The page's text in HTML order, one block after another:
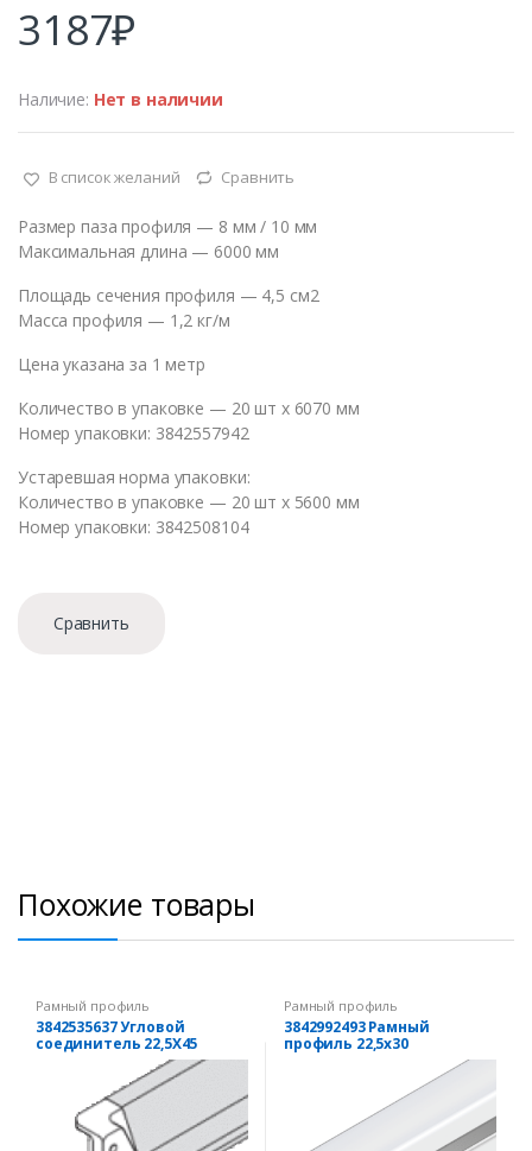
3187₽
Наличие: Нет в наличии
В список желаний Сравнить
Размер паза профиля — 8 мм / 10 мм
Максимальная длина — 6000 мм
Площадь сечения профиля — 4,5 см2
Масса профиля — 1,2 кг/м
Цена указана за 1 метр
Количество в упаковке — 20 шт х 6070 мм
Номер упаковки: 3842557942
Устаревшая норма упаковки:
Количество в упаковке — 20 шт х 5600 мм
Номер упаковки: 3842508104
Сравнить
Похожие товары
Рамный профиль
3842535637 Угловой
соединитель 22,5X45
Рамный профиль
3842992493 Рамный
профиль 22,5х30